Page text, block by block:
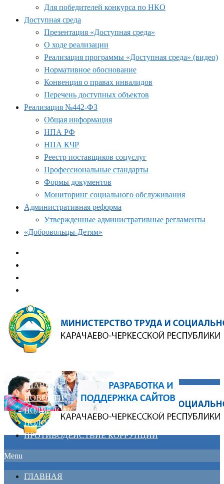
Для победителей конкурса по НКО
Доступная среда
Презентация «Доступная среда»
О ходе реализации
Реализация программы «Доступная среда» (видео)
Нормативное обоснование
Конвенция о правах инвалидов
Перечень доступных объектов
Реализация №442-ФЗ
Общая информация
НПА РФ
НПА КЧР
Реестр поставщиков соцуслуг
Профессиональные стандарты
Формы документов
Мониторинг социального обслуживания
Административная реформа
Утвержденные административные регламенты
«Добровольцы-Детям»
ГЛАВНАЯ
НОВОСТИ
ПОДВЕДОМСТВЕННЫЕ УЧРЕЖДЕНИЯ
ПОЛОЖЕНИЕ О МИНИСТЕРСТВЕ
ПРОТИВОДЕЙСТВИЕ КОРРУПЦИИ
Menu
ГЛАВНАЯ